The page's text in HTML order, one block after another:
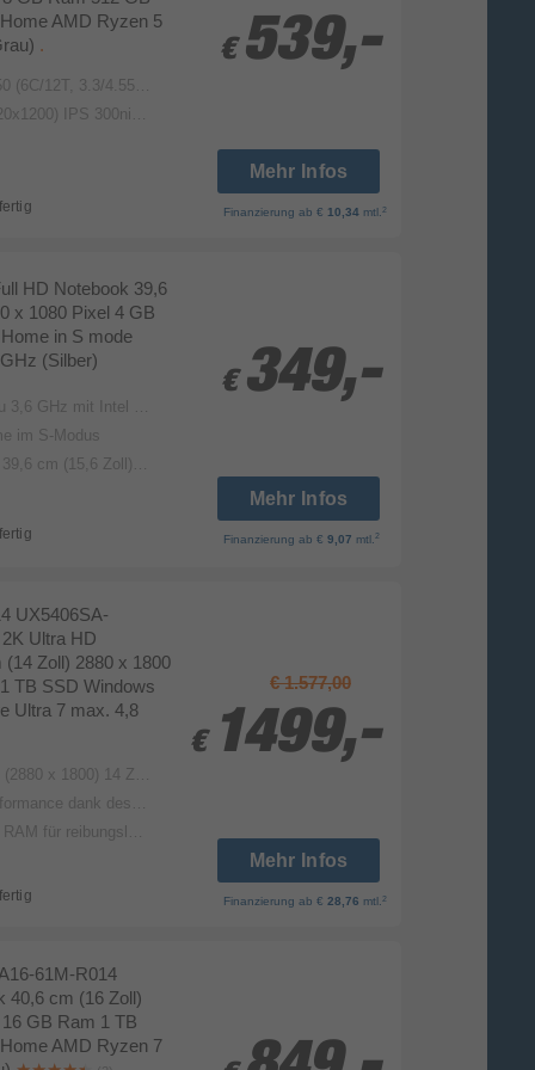
€ 539,-
€ 539,-
AMD Ryzen 5
.
4.55GHz, 3MB L2/16MB L3)
300nits 45% NTSC 60Hz
Mehr Infos
Finanzierung ab € 10,34mtl. 2
€ 349,-
€ 349,-
HD Notebook 39,6
x 1080 Pixel 4 GB
in S mode
(Silber)
Technologie, 6 MB L3-Cache, 4 Kerne, 4 Threads)
im S-Modus
(15,6 Zoll) Diagonale
Mehr Infos
Finanzierung ab € 9,07 mtl. 2
€ 1.577,00
€ 1499,-
€ 1499,-
UX5406SA-
Ultra HD
Zoll) 2880 x 1800
TB SSD Windows
Ultra 7 max. 4,8
16:10 Format mit 120Hz, 100% DCI-P3-Farbraum Abdeckung und 550 Nits Spitzenhelligkeit
2) Prozessors mit bis zu 120 Plattform TOPs und Intel® Arc™ Grafik
Multitasking
Mehr Infos
Finanzierung ab € 28,76 mtl. 2
61M-R014
40,6 cm (16 Zoll)
GB Ram 1 TB
AMD Ryzen 7